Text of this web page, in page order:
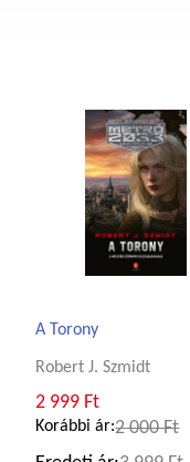
A Torony
Robert J. Szmidt
2 999 Ft
Korábbi ár:2 000 Ft